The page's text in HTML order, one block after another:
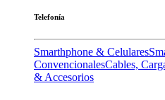
Telefonía
Smarthphone & Celulares
ConvencionalesCables,
& Accesorios